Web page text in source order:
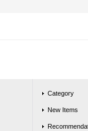
Category
New Items